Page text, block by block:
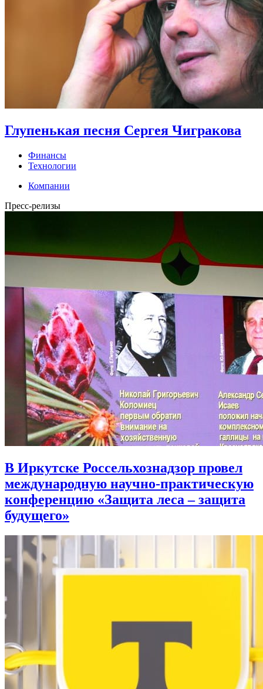
Глупенькая песня Сергея Чигракова
Финансы
Технологии
Компании
Пресс-релизы
В Иркутске Россельхознадзор провел
международную научно-практическую
конференцию «Защита леса – защита
будущего»